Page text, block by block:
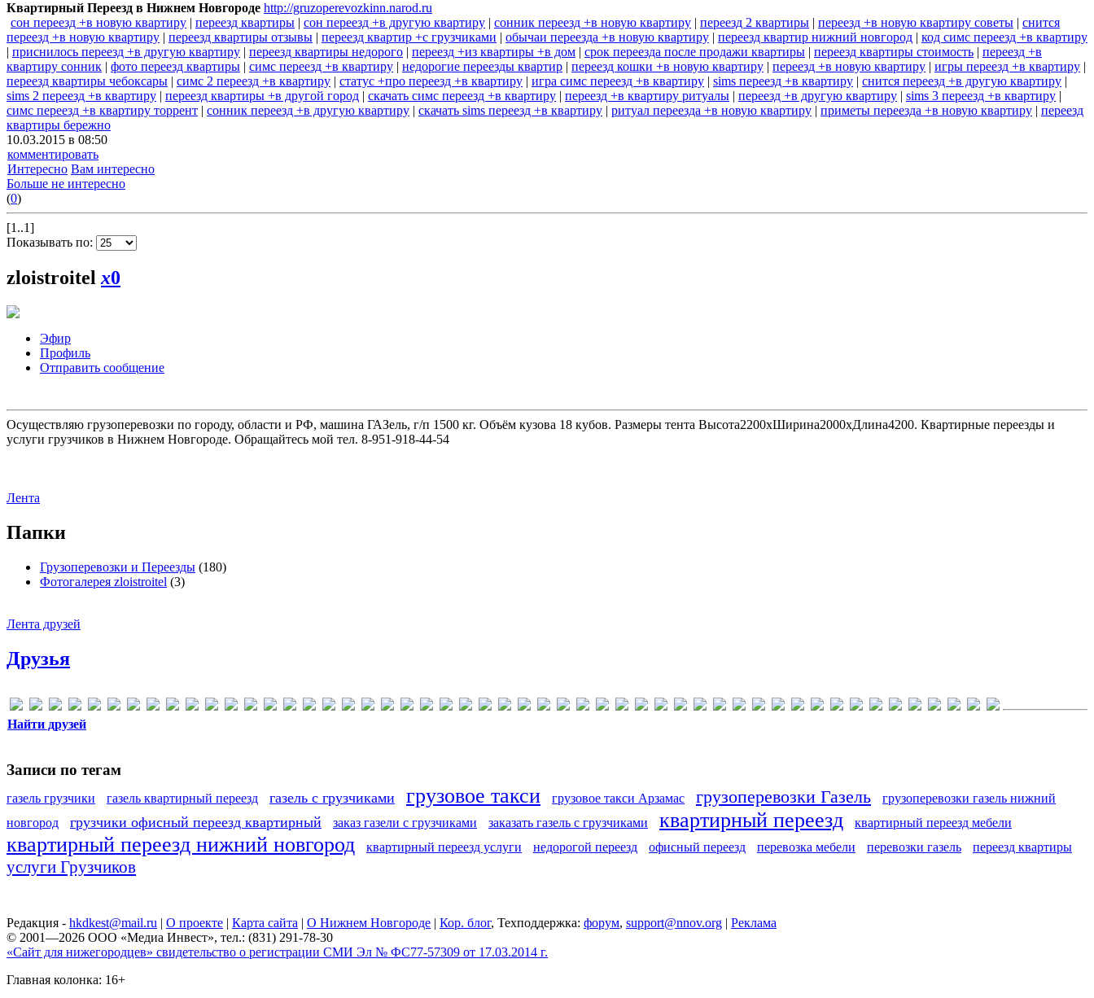
Квартирный Переезд в Нижнем Новгороде http://gruzoperevozkinn.narod.ru
сон переезд +в новую квартиру | переезд квартиры | сон переезд +в другую квартиру | сонник переезд +в новую квартиру | переезд 2 квартиры | переезд +в новую квартиру советы | снится
переезд +в новую квартиру | переезд квартиры отзывы | переезд квартир +с грузчиками | обычаи переезда +в новую квартиру | переезд квартир нижний новгород | код симс переезд +в квартиру
| приснилось переезд +в другую квартиру | переезд квартиры недорого | переезд +из квартиры +в дом | срок переезда после продажи квартиры | переезд квартиры стоимость | переезд +в
квартиру сонник | фото переезд квартиры | симс переезд +в квартиру | недорогие переезды квартир | переезд кошки +в новую квартиру | переезд +в новую квартиру | игры переезд +в квартиру |
переезд квартиры чебоксары | симс 2 переезд +в квартиру | статус +про переезд +в квартиру | игра симс переезд +в квартиру | sims переезд +в квартиру | снится переезд +в другую квартиру |
sims 2 переезд +в квартиру | переезд квартиры +в другой город | скачать симс переезд +в квартиру | переезд +в квартиру ритуалы | переезд +в другую квартиру | sims 3 переезд +в квартиру |
симс переезд +в квартиру торрент | сонник переезд +в другую квартиру | скачать sims переезд +в квартиру | ритуал переезда +в новую квартиру | приметы переезда +в новую квартиру | переезд
квартиры бережно
10.03.2015 в 08:50
комментировать
Интересно Вам интересно
Больше не интересно
(0)
[1..1]
Показывать по:
zloistroitel x0
Эфир
Профиль
Отправить сообщение
Осуществляю грузоперевозки по городу, области и РФ, машина ГАЗель, г/п 1500 кг. Объём кузова 18 кубов. Размеры тента Высота2200хШирина2000хДлина4200. Квартирные переезды и
услуги грузчиков в Нижнем Новгороде. Обращайтесь мой тел. 8-951-918-44-54
Лента
Папки
Грузоперевозки и Переезды (180)
Фотогалерея zloistroitel (3)
Лента друзей
Друзья
Найти друзей
Записи по тегам
газель грузчики газель квартирный переезд газель с грузчиками грузовое такси грузовое такси Арзамас грузоперевозки Газель
грузоперевозки газель нижний
новгород
грузчики офисный переезд квартирный заказ газели с грузчиками заказать газель с грузчиками квартирный переезд квартирный переезд мебели
квартирный переезд нижний новгород квартирный переезд услуги недорогой переезд офисный переезд перевозка мебели перевозки газель переезд квартиры
услуги Грузчиков
Редакция - hkdkest@mail.ru | О проекте | Карта сайта | О Нижнем Новгороде | Кор. блог, Техподдержка: форум, support@nnov.org | Реклама
© 2001—2026 ООО «Медиа Инвест», тел.: (831) 291-78-30
«Сайт для нижегородцев» свидетельство о регистрации СМИ Эл № ФС77-57309 от 17.03.2014 г.
Главная колонка: 16+